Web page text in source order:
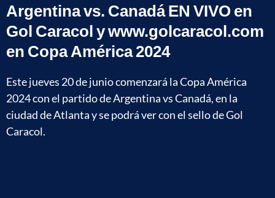
Argentina vs. Canadá EN VIVO en
Gol Caracol y www.golcaracol.com
en Copa América 2024
Este jueves 20 de junio comenzará la Copa América
2024 con el partido de Argentina vs Canadá, en la
ciudad de Atlanta y se podrá ver con el sello de Gol
Caracol.